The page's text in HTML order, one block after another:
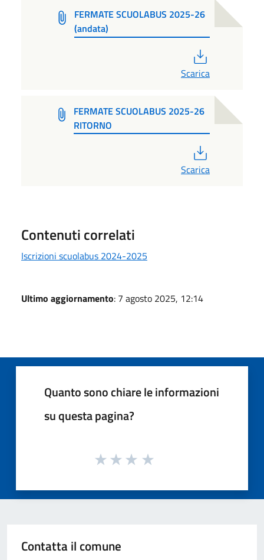
FERMATE SCUOLABUS 2025-26
(andata)
Scarica
FERMATE SCUOLABUS 2025-26
RITORNO
Scarica
Contenuti correlati
Iscrizioni scuolabus 2024-2025
Ultimo aggiornamento: 7 agosto 2025, 12:14
Quanto sono chiare le informazioni
su questa pagina?
Contatta il comune